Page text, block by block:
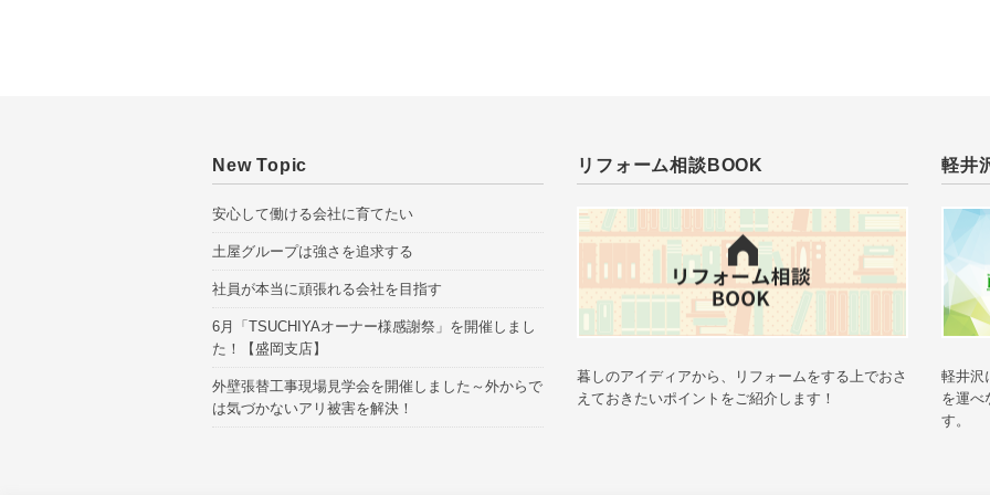
New Topic
安心して働ける会社に育てたい
土屋グループは強さを追求する
社員が本当に頑張れる会社を目指す
6月「TSUCHIYAオーナー様感謝祭」を開催しまし
た！【盛岡支店】
外壁張替工事現場見学会を開催しました～外からで
は気づかないアリ被害を解決！
リフォーム相談BOOK
暮しのアイディアから、リフォームをする上でおさ
えておきたいポイントをご紹介します！
軽井
軽井沢
を運べ
す。